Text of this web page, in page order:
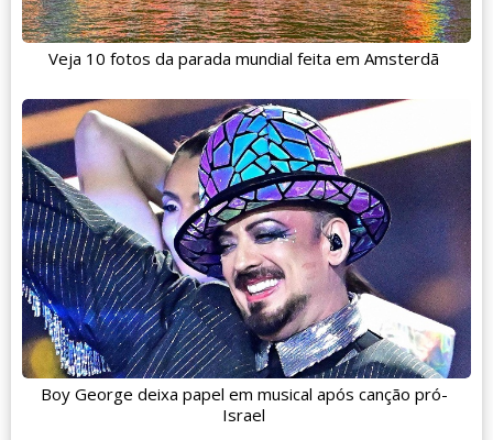
Veja 10 fotos da parada mundial feita em Amsterdã
Boy George deixa papel em musical após canção pró-
Israel